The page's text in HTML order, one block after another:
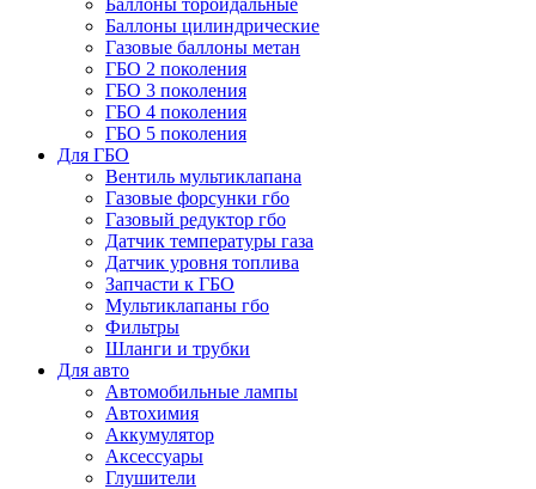
Баллоны тороидальные
Баллоны цилиндрические
Газовые баллоны метан
ГБО 2 поколения
ГБО 3 поколения
ГБО 4 поколения
ГБО 5 поколения
Для ГБО
Вентиль мультиклапана
Газовые форсунки гбо
Газовый редуктор гбо
Датчик температуры газа
Датчик уровня топлива
Запчасти к ГБО
Мультиклапаны гбо
Фильтры
Шланги и трубки
Для авто
Автомобильные лампы
Автохимия
Аккумулятор
Аксессуары
Глушители